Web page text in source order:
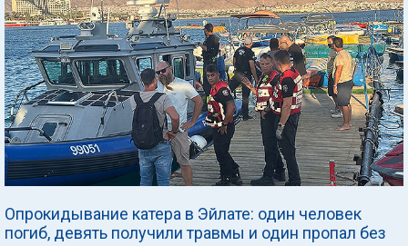
Опрокидывание катера в Эйлате: один человек
погиб, девять получили травмы и один пропал без